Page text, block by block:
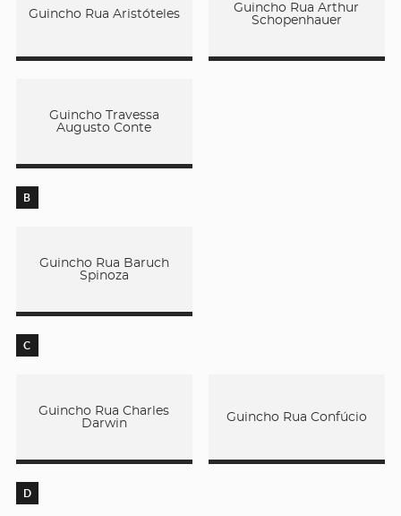
Guincho Rua Aristóteles
Guincho Rua Arthur
Schopenhauer
Guincho Travessa
Augusto Conte
B
Guincho Rua Baruch
Spinoza
C
Guincho Rua Charles
Darwin
Guincho Rua Confúcio
D